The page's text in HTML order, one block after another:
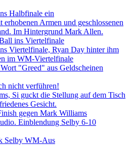
Halbfinale ein
ins Viertelfinale
im WM-Viertelfinale
nicht verführen!
gegen Mark Williams
Selby WM-Aus